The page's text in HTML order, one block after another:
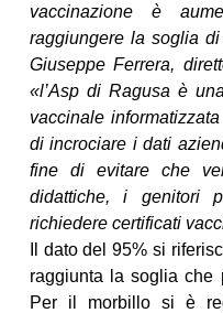
vaccinazione è
raggiungere la soglia
Giuseppe Ferrera,
«l’Asp di Ragusa è
vaccinale
di incrociare i dati
fine di evitare che
didattiche, i genitori
richiedere certificati
Il dato del 95% si
raggiunta la soglia che
Per il morbillo si è